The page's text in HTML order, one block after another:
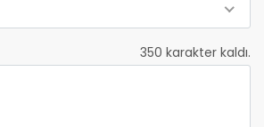
350 karakter kaldı.